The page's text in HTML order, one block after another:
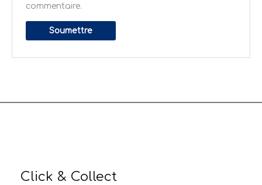
commentaire.
Click & Collect